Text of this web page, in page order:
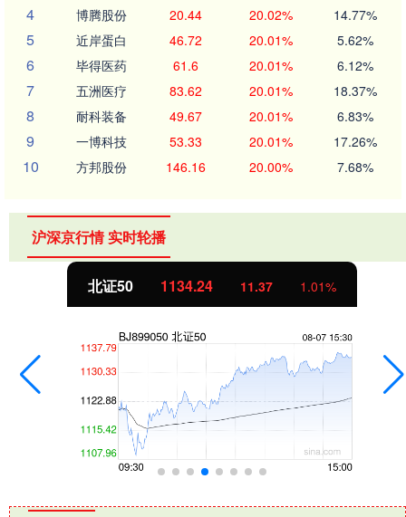
4 博腾股份 20.44 20.02% 14.77%
5 近岸蛋白 46.72 20.01% 5.62%
6 毕得医药 61.6 20.01% 6.12%
7 五洲医疗 83.62 20.01% 18.37%
8 耐科装备 49.67 20.01% 6.83%
9 一博科技 53.33 20.01% 17.26%
10 方邦股份 146.16 20.00% 7.68%
沪深京行情 实时轮播
北证50 1134.24 11.37 1.01%